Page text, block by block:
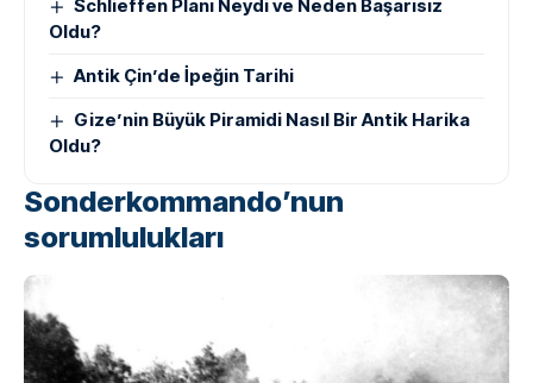
Schlieffen Planı Neydi ve Neden Başarısız
Oldu?
Antik Çin’de İpeğin Tarihi
Gize’nin Büyük Piramidi Nasıl Bir Antik Harika
Oldu?
Sonderkommando’nun
sorumlulukları